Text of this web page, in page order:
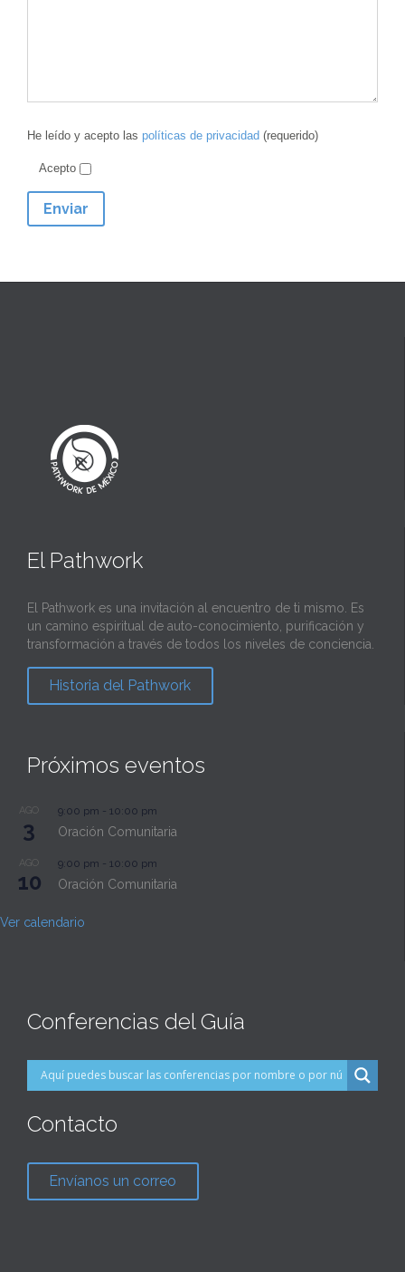
He leído y acepto las políticas de privacidad (requerido)
Acepto
El Pathwork
El Pathwork es una invitación al encuentro de ti mismo. Es
un camino espiritual de auto-conocimiento, purificación y
transformación a través de todos los niveles de conciencia.
Historia del Pathwork
Próximos eventos
AGO
3
9:00 pm - 10:00 pm
Oración Comunitaria
AGO
10
9:00 pm - 10:00 pm
Oración Comunitaria
Ver calendario
Conferencias del Guía
Contacto
Envíanos un correo